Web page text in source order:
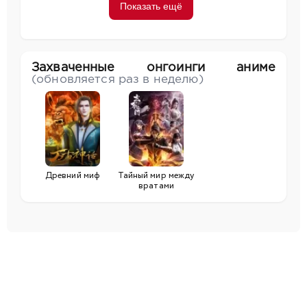
Показать ещё
Захваченные онгоинги аниме
(обновляется раз в неделю)
Древний миф Тайный мир между
вратами